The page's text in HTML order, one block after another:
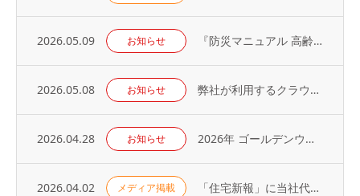
2026.05.09 お知らせ 『防災マニュアル 高齢入居者・外国人入居者対応編』当社代表が制作に協力
2026.05.08 お知らせ 弊社が利用するクラウドサービスへの不正アクセス発生に関するお知らせとお詫び
2026.04.28 お知らせ 2026年 ゴールデンウィーク休業のお知らせ
2026.04.02 メディア掲載 「住宅新報」に当社代表の取材記事が掲載されました（2026年3月31日号）